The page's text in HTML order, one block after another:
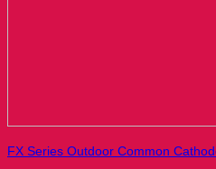
FX Series Outdoor Common